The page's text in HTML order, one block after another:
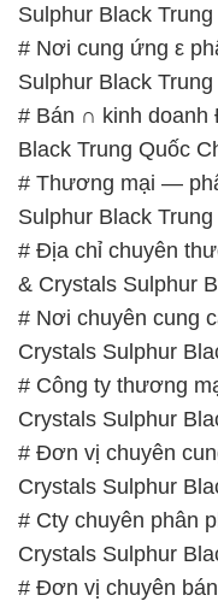
Sulphur Black
# Nơi cung ứng ε
Sulphur Black
# Bán ∩ kinh doanh
Black Trung Quốc
# Thương mại —
Sulphur Black
# Địa chỉ chuyên
& Crystals Sulphur
# Nơi chuyên cung
Crystals Sulphur
# Công ty thương
Crystals Sulphur
# Đơn vị chuyên
Crystals Sulphur
# Cty chuyên phân
Crystals Sulphur
# Đơn vị chuyên